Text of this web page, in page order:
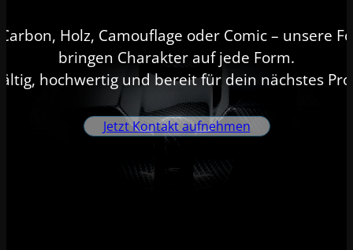
Holz, Camouflage oder Comic – unsere
bringen Charakter auf jede Form.
hochwertig und bereit für dein nächstes
Jetzt Kontakt aufnehmen